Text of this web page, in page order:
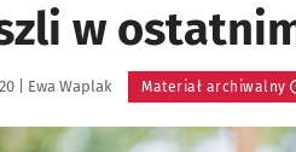
w
| Autor:
Ewa Waplak Materiał archiwalny